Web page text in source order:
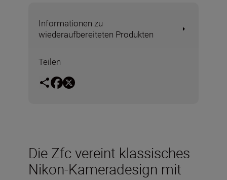
Informationen zu
wiederaufbereiteten Produkten
Teilen
Die Zfc vereint klassisches
Nikon-Kameradesign mit